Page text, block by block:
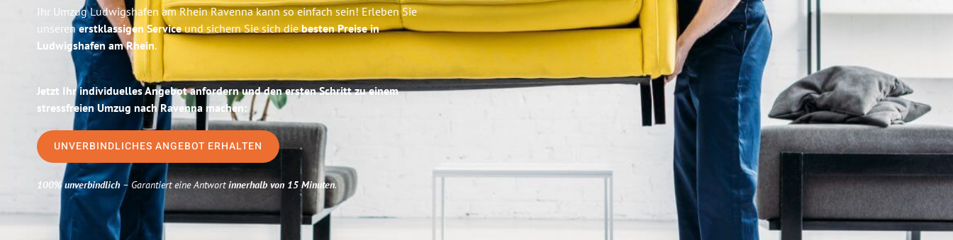
Ihr Umzug Ludwigshafen am Rhein Ravenna kann so einfach sein! Erleben Sie
unserenerstklassigen Serviceund sichern Sie sich diebesten Preise in
Ludwigshafen am Rhein.
Jetzt Ihr individuelles Angebot anfordern und den ersten Schritt zu einem
stressfreien Umzug nach Ravenna machen:
UNVERBINDLICHES ANGEBOT ERHALTEN
100% unverbindlich– Garantiert eine Antwortinnerhalb von 15 Minuten.